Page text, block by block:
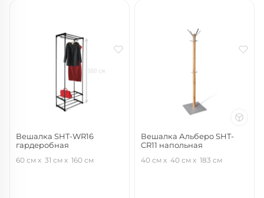
Вешалка SHT-WR16
гардеробная
60 см 31 см 160 см
Вешалка Альберо SHT-
CR11 напольная
40 см 40 см 183 см